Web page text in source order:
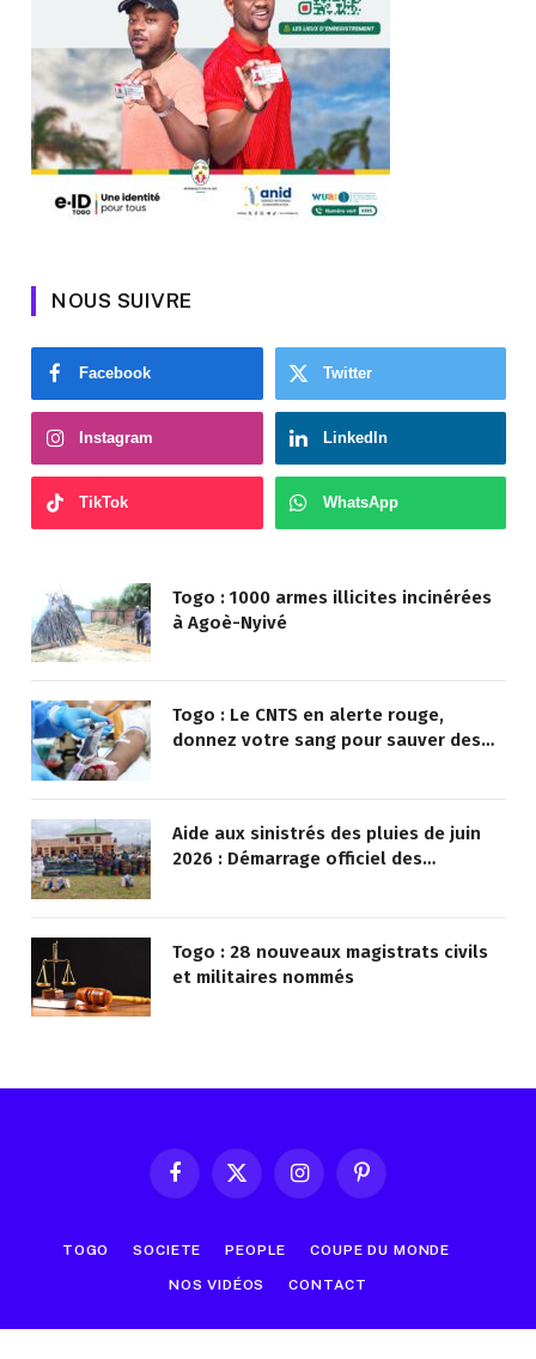
NOUS SUIVRE
Facebook Twitter
Instagram LinkedIn
TikTok WhatsApp
Togo : 1000 armes illicites incinérées
à Agoè-Nyivé
Togo : Le CNTS en alerte rouge,
donnez votre sang pour sauver des
Aide aux sinistrés des pluies de juin
2026 : Démarrage officiel des
Togo : 28 nouveaux magistrats civils
et militaires nommés
FacebookX
InstagramPinterest
TOGO SOCIETE PEOPLE COUPE DU MONDE
NOS VIDÉOS CONTACT